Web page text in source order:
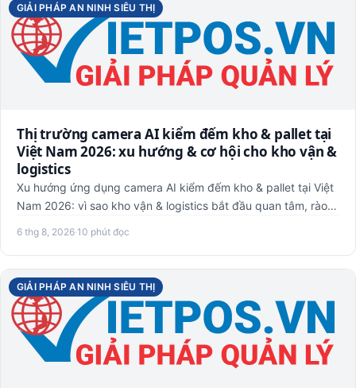
GIẢI PHÁP AN NINH SIÊU THỊ
Thị trường camera AI kiểm đếm kho & pallet tại
Việt Nam 2026: xu hướng & cơ hội cho kho vận &
logistics
Xu hướng ứng dụng camera AI kiểm đếm kho & pallet tại Việt
Nam 2026: vì sao kho vận & logistics bắt đầu quan tâm, rào
6 thg 8, 2026·10 phút đọc
GIẢI PHÁP AN NINH SIÊU THỊ